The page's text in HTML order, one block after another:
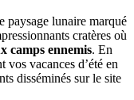
paysage lunaire marqué
cratères où
camps ennemis. En
vacances d’été en
disséminés sur le site